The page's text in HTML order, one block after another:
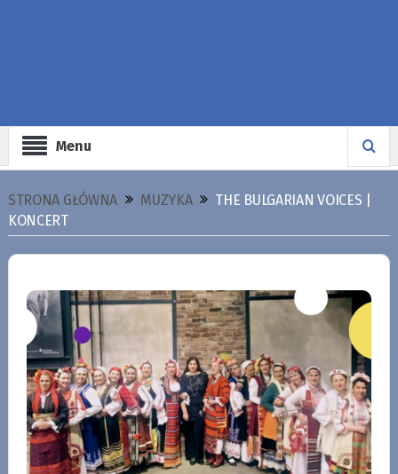
Menu
STRONA GŁÓWNA MUZYKA
THE BULGARIAN VOICES |
KONCERT